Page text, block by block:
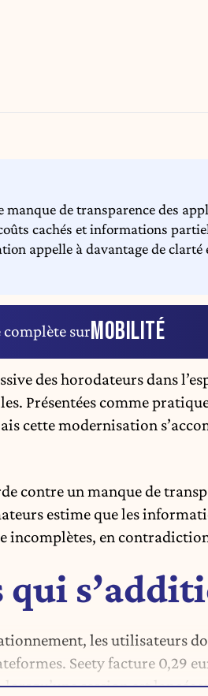
manque de transparence des
cachés et informations
appelle à davantage de clarté
surMOBILITÉ
des horodateursdans
Présentées comme
cette modernisation
contre un manque de
estime que les
incomplètes, en
qui
les utilisateurs
Seety facture 0,29
lorsqu’une session est